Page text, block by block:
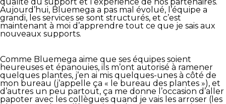
qualité du support et l’expérience de nos partenaires.
Aujourd’hui, Bluemega a pas mal évolué, l’équipe a
grandi, les services se sont structurés, et c’est
maintenant à moi d’apprendre tout ce que je sais aux
nouveaux supports.
Comme Bluemega aime que ses équipes soient
heureuses et épanouies, ils m’ont autorisé à ramener
quelques plantes, j’en ai mis quelques-unes à côté de
mon bureau (j’appelle ça « le bureau des plantes »), et
d’autres un peu partout, ça me donne l’occasion d’aller
papoter avec les collègues quand je vais les arroser (les